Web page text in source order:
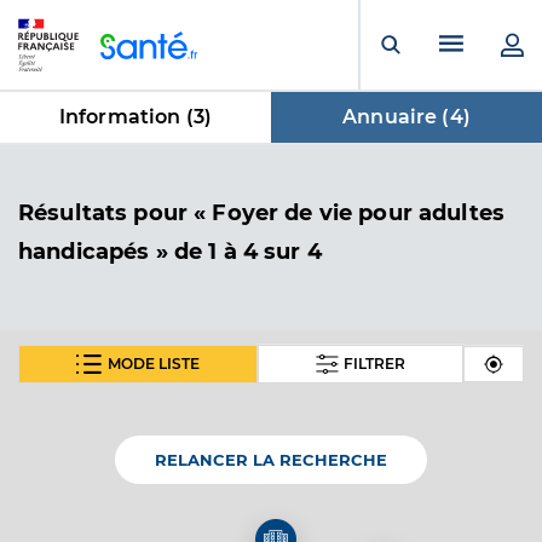
Ouvrir laMenu
Information (3) Annuaire (4)
Résultats dans Annuaire
pour « Foyer de vie pour adultes
handicapés »de 1 à 4 sur 4
MODE LISTE FILTRER
personnes handicapées
Etablissement de soins
RELANCER LA RECHERCHE